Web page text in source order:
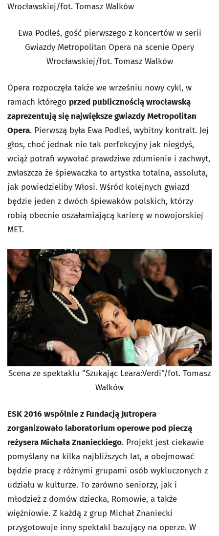
Ewa Podleś, gość pierwszego z koncertów w serii
Gwiazdy Metropolitan Opera na scenie Opery
Wrocławskiej/fot. Tomasz Walków
Opera rozpoczęła także we wrześniu nowy cykl, w
ramach którego przed publicznością wrocławską
zaprezentują się największe gwiazdy Metropolitan
Opera. Pierwszą była Ewa Podleś, wybitny kontralt. Jej
głos, choć jednak nie tak perfekcyjny jak niegdyś,
wciąż potrafi wywołać prawdziwe zdumienie i zachwyt,
zwłaszcza że śpiewaczka to artystka totalna, assoluta,
jak powiedzieliby Włosi. Wśród kolejnych gwiazd
będzie jeden z dwóch śpiewaków polskich, którzy
robią obecnie oszałamiającą karierę w nowojorskiej
MET.
Scena ze spektaklu "Szukając Leara:Verdi"/fot. Tomasz
Walków
ESK 2016 wspólnie z Fundacją Jutropera
zorganizowało laboratorium operowe pod pieczą
reżysera Michała Znanieckiego. Projekt jest ciekawie
pomyślany na kilka najbliższych lat, a obejmować
będzie pracę z różnymi grupami osób wykluczonych z
udziału w kulturze. To zarówno seniorzy, jak i
młodzież z domów dziecka, Romowie, a także
więźniowie. Z każdą z grup Michał Znaniecki
przygotowuje inny spektakl bazujący na operze. W